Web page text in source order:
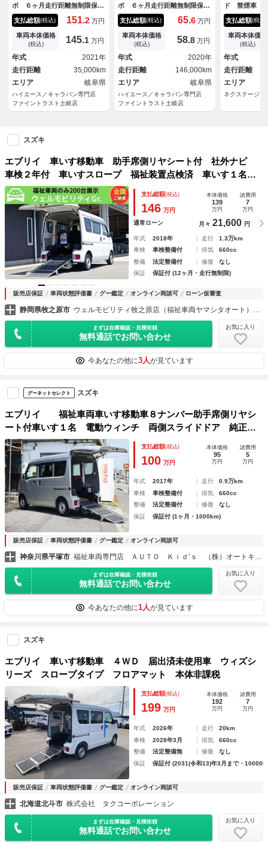
ボ ６ヶ月走行距離無制限保証
付 ターボ 禁煙 メモリーナ
ビ フルセグＴＶ Ｂｌｕｅｔ
ｏｏｔｈ 社外バンパー オー
バーヘッドコンソール 社外バ
ンパーガード コーナーセンサ
ー 衝突軽減ブレーキ １４イ
ンチＡＷ
支払総額(税込) 151.2 万円
車両本体価格
(税込) 145.1 万円
年式
2021年
走行距離
35,000km
エリア
岐阜県
ハイエース／キャラバン専門店
ファイントラスト土岐店
ボ ６ヶ月走行距離無制限保証
付 衝突軽減ブレーキ ハイル
ーフ メモリーナビ ＬＥＤヘ
ッドライト レーンディパーチ
ャーアラート 両側スライドド
ア クリアランスソナー フル
セグＴＶ Ｂｌｕｅｔｏｏｔｈ
支払総額(税込) 65.6 万円
車両本体価格
(税込) 58.8 万円
年式
2020年
走行距離
146,000km
エリア
岐阜県
ハイエース／キャラバン専門店
ファイントラスト土岐店
ド 禁煙車
ＥＴＣ リモ
ライト 横滑
ーウィンド
トップ プラ
純正１２イン
Ｂ電源ソケッ
支払総額(税込)
車両本体価格
(税込)
年式
走行距離
エリア
ネクステージ
スズキ
エブリイ 車いす移動車 助手席側リヤシート付 社外ナビ
車検２年付 車いすスロープ 福祉装置点検済 車いす１名＋
３名乗車 リモコン式電動ウィンチ キーレス 全国対応１年
保証付き 修復歴無し 福祉車両
支払総額(税込)
146 万円
本体価格
139
万円
諸費用
7
万円
通常ローン 月々 21,600 円
年式 2018年 走行
1.3万km
車検
車検整備付 排気
660cc
整備
法定整備付 修復
なし
保証
保証付 (12ヶ月・走行無制限)
販売店保証 車両状態評価書 グー鑑定 オンライン商談可 ローン仮審査
静岡県牧之原市 ウェルモビリティ牧之原店（福祉車両ヤマシタオート）福祉車両・介護車両の大型展示場
まずは在庫確認・見積依頼
無料通話でお問い合わせ
お気に入り
今あなたの他に3人が見ています
グーネットセレクト スズキ
エブリイ 福祉車両車いす移動車８ナンバー助手席側リヤシ
ート付車いす１名 電動ウィンチ 両側スライドドア 純正ナ
ビＣＤ キーレス 禁煙車 走行９２４３キロ ５ＧＳオート
マ セカンド発進 パワウィンドウ
支払総額(税込)
100 万円
本体価格
95
万円
諸費用
5
万円
年式 2017年 走行
0.9万km
車検
車検整備付 排気
660cc
整備
法定整備付 修復
なし
保証
保証付 (1ヶ月・1000km)
販売店保証 車両状態評価書 グー鑑定 オンライン商談可
神奈川県平塚市
まずは在庫確認・見積依頼
無料通話でお問い合わせ
お気に入り
今あなたの他に1人が見ています
スズキ
エブリイ 車いす移動車 ４ＷＤ 届出済未使用車 ウィズシ
リーズ スロープタイプ フロアマット 本体非課税
支払総額(税込)
199 万円
本体価格
192
万円
諸費用
7
万円
年式 2026年 走行
20km
車検
2028年3月 排気
660cc
整備
法定整備無 修復
なし
保証
保証付 (2031(令和13)年3月まで・
販売店保証 車両状態評価書 グー鑑定 オンライン商談可
北海道北斗市 株式会社 タクコーポレーション
まずは在庫確認・見積依頼
無料通話でお問い合わせ
お気に入り